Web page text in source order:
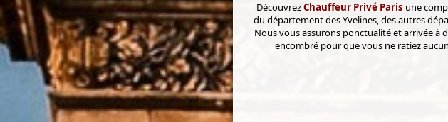
DécouvrezChauffeur Privé Paris une
du département des Yvelines, des autres
Nous vous assurons ponctualité et arrivée
encombré pour que vous ne ratiez